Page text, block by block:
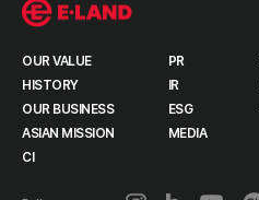
OUR VALUE
HISTORY
OUR BUSINESS
ASIAN MISSION
CI
PR
IR
ESG
MEDIA